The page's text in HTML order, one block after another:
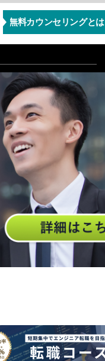
無料カウンセリングとは